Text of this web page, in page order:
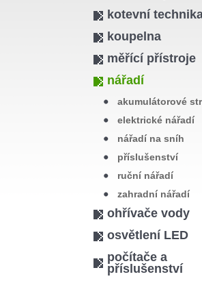
kotevní
koupelna
měřící přístroje
nářadí
akumulátorové
elektrické nářadí
nářadí na sníh
příslušenství
ruční nářadí
zahradní nářadí
ohřívače vody
osvětlení LED
počítače a
příslušenství